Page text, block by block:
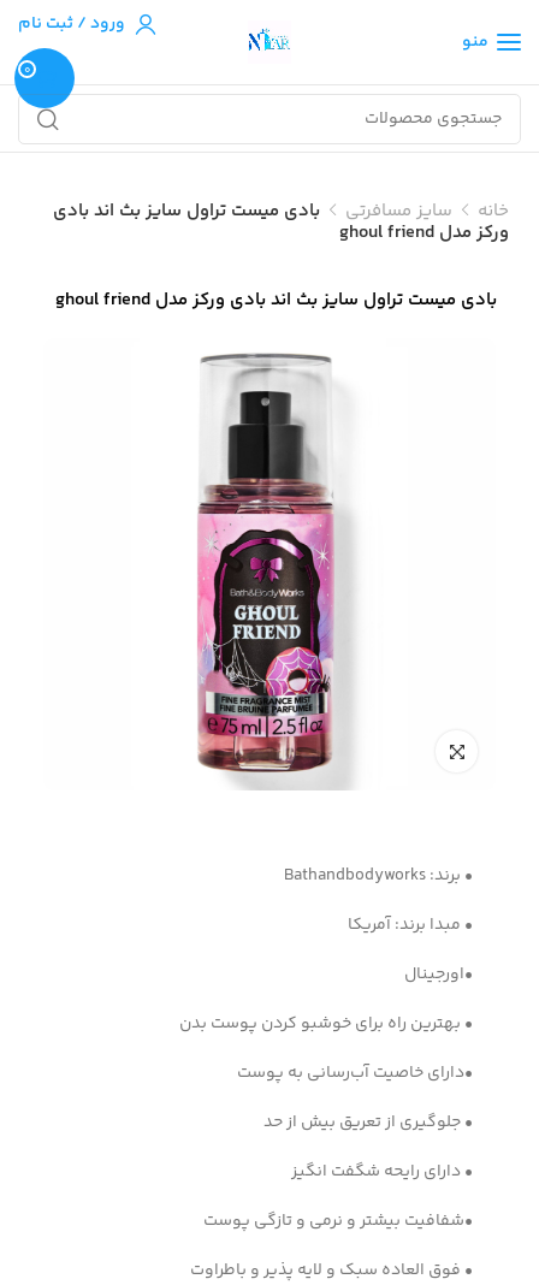
منو
ورود / ثبت نام
0
خانه سایز مسافرتی بادی میست تراول سایز بث اند بادی
ورکز مدل ghoul friend
بادی میست تراول سایز بث اند بادی ورکز مدل ghoul friend
• برند: Bathandbodyworks
• مبدا برند: آمریکا
•اورجینال
• بهترین راه برای خوشبو کردن پوست بدن
•دارای خاصیت آب‌رسانی به پوست
• جلوگیری از تعریق بیش از حد
• دارای رایحه شگفت انگیز
•شفافیت بیشتر و نرمی و تازگی پوست
• فوق العاده سبک و لایه پذیر و باطراوت